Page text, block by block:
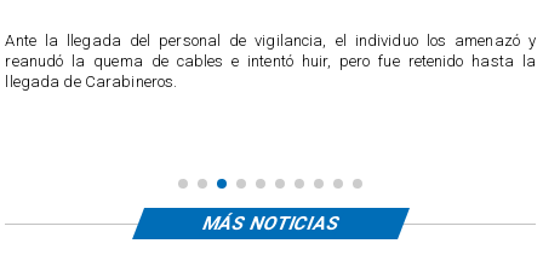
En noviembre de 2024, el sujeto agredió físicamente e intentó asfixiar a su
ex conviviente en su domicilio, pese a que mantenía una orden de no
acercamiento desde noviembre de 2023.
MÁS NOTICIAS